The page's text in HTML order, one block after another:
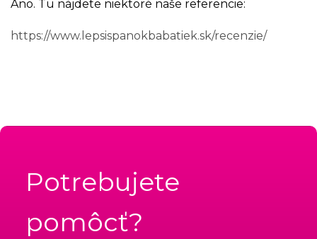
Áno. Tu nájdete niektoré naše referencie:
https://www.lepsispanokbabatiek.sk/recenzie/
Potrebujete
pomôcť?